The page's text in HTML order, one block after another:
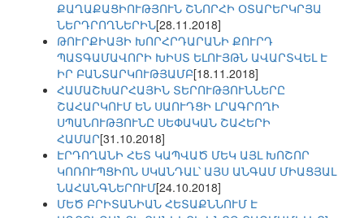
ՔԱՂԱՔԱՑԻՈՒԹՅՈՒՆ ՇՆՈՐՀԻ ՕՏԱՐԵՐԿՐՅԱ
ՆԵՐԴՐՈՂՆԵՐԻՆ[28.11.2018]
ԹՈՒՐՔԻԱՅԻ ԽՈՐՀՐԴԱՐԱՆԻ ՔՈՒՐԴ
ՊԱՏԳԱՄԱՎՈՐԻ ԽԻՍՏ ԵԼՈՒՅԹՆ ԱՎԱՐՏՎԵԼ Է
ԻՐ ԲԱՆՏԱՐԿՈՒԹՅԱՄԲ[18.11.2018]
ՀԱՄԱՇԽԱՐՀԱՅԻՆ ՏԵՐՈՒԹՅՈՒՆՆԵՐԸ
ՇԱՀԱՐԿՈՒՄ ԵՆ ՍԱՈՒԴՑԻ ԼՐԱԳՐՈՂԻ
ՍՊԱՆՈՒԹՅՈՒՆԸ ՍԵՓԱԿԱՆ ՇԱՀԵՐԻ
ՀԱՄԱՐ[31.10.2018]
ԷՐԴՈՂԱՆԻ ՀԵՏ ԿԱՊՎԱԾ ՄԵԿ ԱՅԼ ԽՈՇՈՐ
ԿՈՌՈՒՊՑԻՈՆ ՍԿԱՆԴԱԼ՝ ԱՅՍ ԱՆԳԱՄ ՄԻԱՑՅԱԼ
ՆԱՀԱՆԳՆԵՐՈՒՄ[24.10.2018]
ՄԵԾ ԲՐԻՏԱՆԻԱՆ ՀԵՏԱՔՆՆՈՒՄ Է